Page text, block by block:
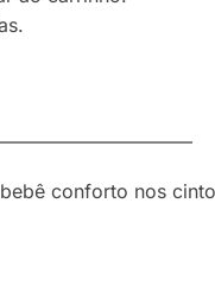
conforto nos